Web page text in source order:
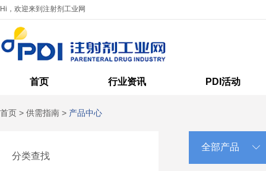
Hi，欢迎来到注射剂工业网
首页 行业资讯 PDI活动
首页 > 供需指南 > 产品中心
分类查找